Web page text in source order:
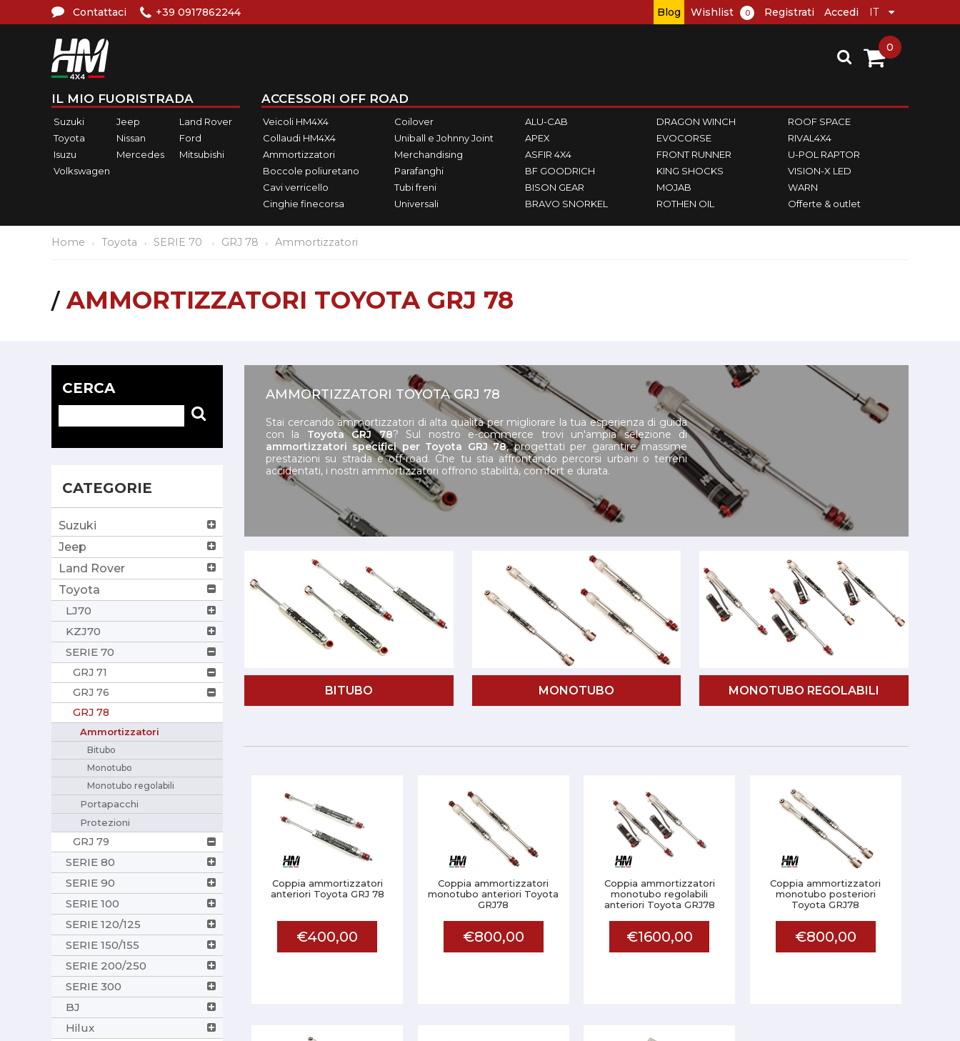
Contattaci +39 0917862244 Blog Wishlist 0 Registrati Accedi
IL MIO FUORISTRADA
Suzuki Jeep
Land Rover
Toyota
Nissan
Ford
Isuzu
Mercedes
Mitsubishi
Volkswagen
ACCESSORI OFF ROAD
Veicoli HM4X4
Collaudi HM4X4
Ammortizzatori
Boccole poliuretano
Cavi verricello
Cinghie finecorsa
Coilover
Uniball e Johnny Joint
Merchandising
Parafanghi
Tubi freni
Universali
ALU-CAB
APEX
ASFIR 4X4
BF GOODRICH
BISON GEAR
BRAVO SNORKEL
DRAGON WINCH
EVOCORSE
FRONT RUNNER
KING SHOCKS
MOJAB
ROTHEN OIL
ROOF SPACE
RIVAL4X4
U-POL RAPTOR
VISION-X LED
WARN
Offerte & outlet
0
Home Toyota SERIE 70 GRJ 78 Ammortizzatori
AMMORTIZZATORI TOYOTA GRJ 78
CERCA
CATEGORIE
Suzuki
Jeep
Land Rover
Toyota
LJ70
KZJ70
SERIE 70
GRJ 71
GRJ 76
GRJ 78
Ammortizzatori
Bitubo
Monotubo
Monotubo regolabili
Portapacchi
Protezioni
GRJ 79
SERIE 80
SERIE 90
SERIE 100
SERIE 120/125
SERIE 150/155
SERIE 200/250
SERIE 300
BJ
Hilux
AMMORTIZZATORI TOYOTA GRJ 78
Stai cercando ammortizzatori di alta qualità per migliorare la tua esperienza di guida
con la Toyota GRJ 78? Sul nostro e-commerce trovi un'ampia selezione di
ammortizzatori specifici per Toyota GRJ 78, progettati per garantire massime
prestazioni su strada e off-road. Che tu stia affrontando percorsi urbani o terreni
accidentati, i nostri ammortizzatori offrono stabilità, comfort e durata.
BITUBO MONOTUBO MONOTUBO REGOLABILI
Coppia ammortizzatori
anteriori Toyota GRJ 78
€400,00
Coppia ammortizzatori
monotubo anteriori Toyota
GRJ78
€800,00
Coppia ammortizzatori
monotubo regolabili
anteriori Toyota GRJ78
€1600,00
Coppia ammortizzatori
monotubo posteriori
Toyota GRJ78
€800,00